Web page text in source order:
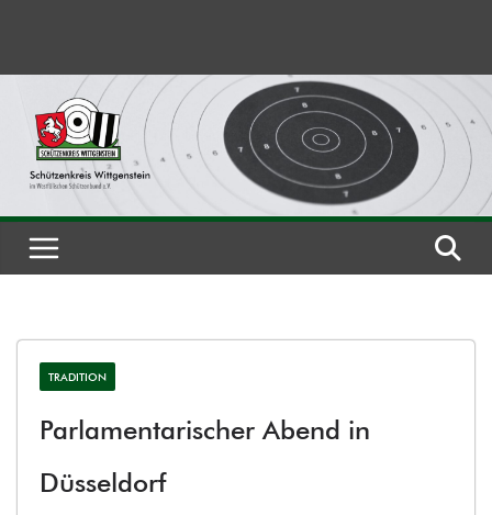
springen
TRADITION
Parlamentarischer Abend in
Düsseldorf